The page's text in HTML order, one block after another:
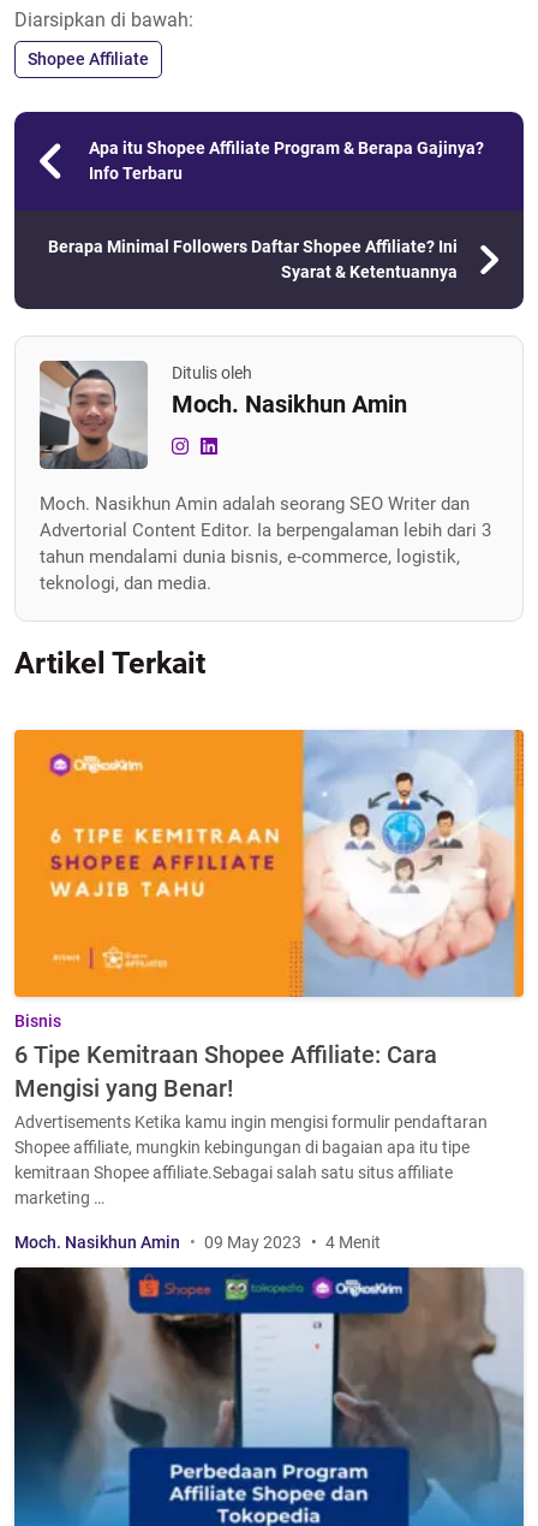
Diarsipkan di bawah:
Shopee Affiliate
Apa itu Shopee Affiliate Program & Berapa Gajinya?
Info Terbaru
Berapa Minimal Followers Daftar Shopee Affiliate? Ini
Syarat & Ketentuannya
Ditulis oleh
Moch. Nasikhun Amin
Moch. Nasikhun Amin adalah seorang SEO Writer dan
Advertorial Content Editor. Ia berpengalaman lebih dari 3
tahun mendalami dunia bisnis, e-commerce, logistik,
teknologi, dan media.
Artikel Terkait
Bisnis
6 Tipe Kemitraan Shopee Affiliate: Cara
Mengisi yang Benar!
Advertisements Ketika kamu ingin mengisi formulir pendaftaran
Shopee affiliate, mungkin kebingungan di bagaian apa itu tipe
kemitraan Shopee affiliate.Sebagai salah satu situs affiliate
marketing …
Moch. Nasikhun Amin 09 May 2023 4 Menit